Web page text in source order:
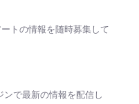
トの情報を随時募集して
ンで最新の情報を配信し